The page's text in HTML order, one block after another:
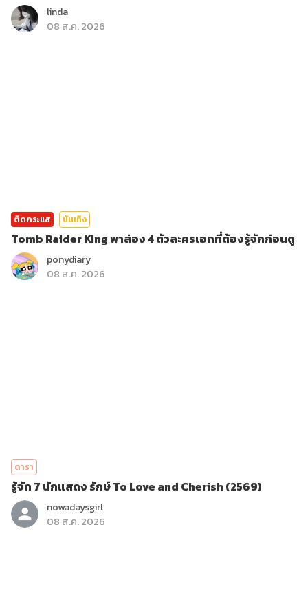
linda
08 ส.ค. 2026
ติดกระแส บันเทิง
Tomb Raider King พาส่อง 4 ตัวละครเอกที่ต้องรู้จักก่อนดู
ponydiary
08 ส.ค. 2026
ดารา
รู้จัก 7 นักแสดง รักษ์ To Love and Cherish (2569)
nowadaysgirl
08 ส.ค. 2026